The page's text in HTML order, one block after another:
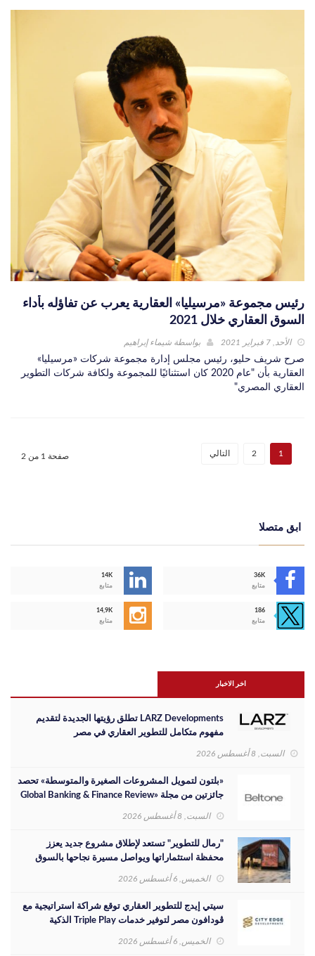
رئيس مجموعة «مرسيليا» العقارية يعرب عن تفاؤله بأداء
السوق العقاري خلال 2021
الأحد, 7 فبراير 2021 بواسطة شيماء إبراهيم
صرح شريف حليو، رئيس مجلس إدارة مجموعة شركات «مرسيليا»
العقارية بأن "عام 2020 كان استثنائيًا للمجموعة ولكافة شركات التطوير
العقاري المصري"
1
2 التالي صفحة 1 من 2
ابق متصلا
14K
متابع
36K
متابع
14,9K
متابع
186
متابع
اخر الاخبار
LARZ Developments تطلق رؤيتها الجديدة لتقديم
مفهوم متكامل للتطوير العقاري في مصر
السبت, 8 أغسطس 2026
«بلتون لتمويل المشروعات الصغيرة والمتوسطة» تحصد
جائزتين من مجلة «Global Banking & Finance Review
السبت, 8 أغسطس 2026
"رمال للتطوير" تستعد لإطلاق مشروع جديد يعزز
محفظة استثماراتها ويواصل مسيرة نجاحها بالسوق
الخميس, 6 أغسطس 2026
سيتي إيدج للتطوير العقاري توقع شراكة استراتيجية مع
ڤودافون مصر لتوفير خدمات Triple Play الذكية
بمشروع داون تاون بمدينة العلمين الجديدة
الخميس, 6 أغسطس 2026